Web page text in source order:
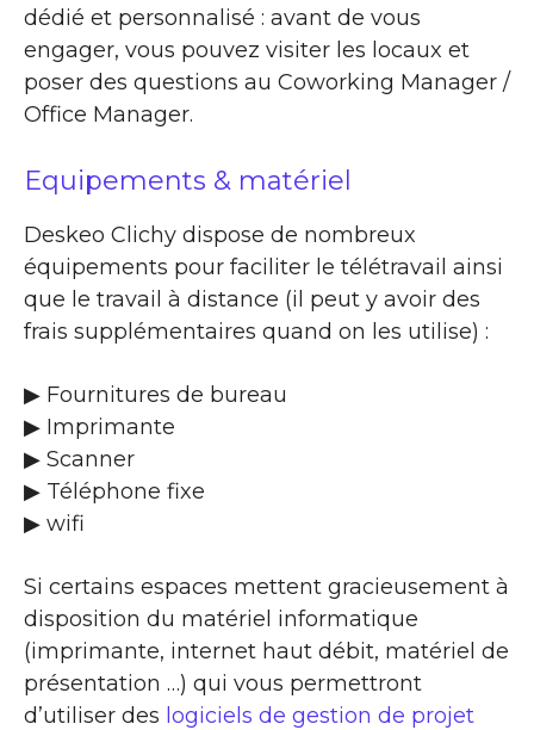
dédié et personnalisé : avant de vous
engager, vous pouvez visiter les locaux et
poser des questions au Coworking Manager /
Office Manager.
Equipements & matériel
Deskeo Clichy dispose de nombreux
équipements pour faciliter le télétravail ainsi
que le travail à distance (il peut y avoir des
frais supplémentaires quand on les utilise) :
▶ Fournitures de bureau
▶ Imprimante
▶ Scanner
▶ Téléphone fixe
▶ wifi
Si certains espaces mettent gracieusement à
disposition du matériel informatique
(imprimante, internet haut débit, matériel de
présentation …) qui vous permettront
d’utiliser des logiciels de gestion de projet